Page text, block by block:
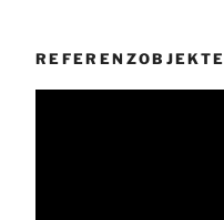
REFERENZOBJEKTE